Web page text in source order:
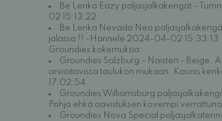
Be Lenka Eazy paljasjalkakengät -
02 15:13:22
Be Lenka Nevada Neo
jalassa !! -Hannele 2024-04-02 15:33:13
Groundies kokemuksia:
Groundies Salzburg - Naisten - Beige.
arvioitavissa taulukon mukaan. Kaunis
17:02:54
Groundies Williamsburg
Pohja ehkä aavistuksen kovempi
Groundies Nova Special